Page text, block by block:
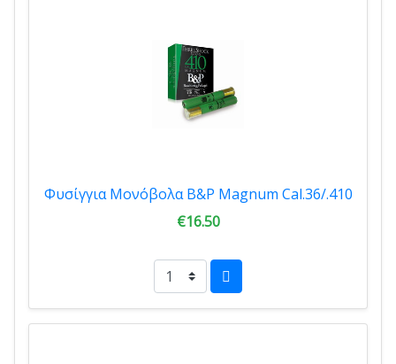
Φυσίγγια Μονόβολα B&P Magnum Cal.36/.410
€16.50